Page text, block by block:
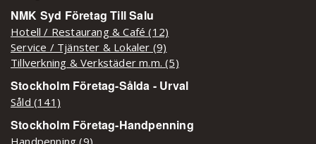
NMK Syd Företag Till Salu
Hotell / Restaurang & Café (12)
Service / Tjänster & Lokaler (9)
Tillverkning & Verkstäder m.m. (5)
Stockholm Företag-Sålda - Urval
Såld (141)
Stockholm Företag-Handpenning
Handpenning (9)